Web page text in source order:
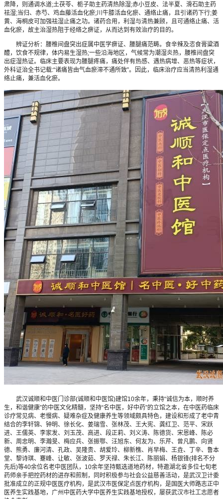
肃降，则通调水道;土茯苓、栀子助主药清热除湿;赤小豆皮、法半夏、滑石助主药
祛湿;当归、赤芍、鸡血藤活血化瘀;川牛膝活血化瘀、通络止痛，且引诸药下行;姜
黄、海桐皮可加强祛湿止痛之功。诸药合用，利湿与清热兼顾，且可通络止痛、活
血化瘀，故主治湿热阻于经络之痹证，从而达到有效治疗的目的。
辨证分析：腰椎间盘突出症属中医学痹证、腰腿痛范畴。食辛辣及恣食膏粱酒
醴，饮食不规律，体内易生湿热;一些沿海地区，气候常为潮湿炎热，腰椎间盘突
出症湿热证。临床主要表现为腰腿疼痛，痛处伴有热感、遇热病增、恶热等症状，
外科证治全书记载:“诸痛皆由气血瘀滞不通所致”。因此，临床治疗应当清热利湿通
络止痛，兼活血化瘀。
武汉诚顺和中医门诊部(诚顺和中医馆)建馆10余年，秉持“诚信为本，顺时养
生，和谐健康”的中医文化精髓，坚持“名中医，好中药”的立馆之本，在中医药临床
诊疗常见病、老慢病、疑难杂症及健康养生等领域颇具特色，建设和形成了老中青
结合的李轩锦、钟明、徐长化、姜瑞雪、张林茂、王大宪、龚红卫、范平、宋跃
进、王儒英、李家发、刘玉茂、高进、段正莉、刘义涛、陈德货、宋恩峰、陈必
新、周忠明、李瀚旻、梅应兵、张振鄂、汪旭东、何友为、乐芹、曾凡鹏、向贤
德、熊勇、廉河清、孔政、吴隆贵、胡爱玲、柳新樵、肖早梅、王垚、丁辛、鲁本
堂、黎诗琪、蹇峰、让敏、张波茹、罗天禄、朱长江、陈丽娟、杨银锋(排名不分
先后)等40余位名老中医团队，10余年坚持甄选道地药材，特邀湖北省多位七旬老
药师亲手把控药材的进存和煎制，同时积极参与社会公益慈善活动，是武汉卫计委
批准成立的正规中医医疗机构，是武汉市医保定点医疗机构，是国医大师路志正中
医养生实践基地，广州中医药大学中医养生实践基地授权，屡获武汉市社工志愿者